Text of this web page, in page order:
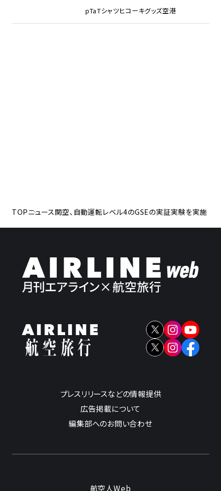
pTaTシャツヒコーキグッズ空港
TOPニュース関空、自動運転レベル4のGSEの実証実験を実施
プレスリリースなどの情報提供
広告掲載について
編集部へのお問い合わせ
航空人Web